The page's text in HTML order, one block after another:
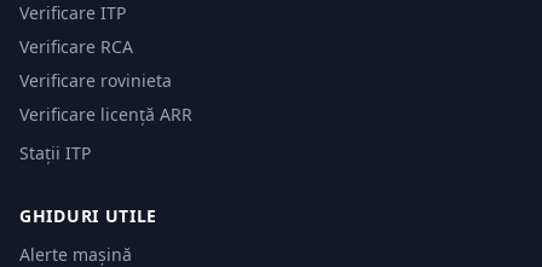
Verificare ITP
Verificare RCA
Verificare rovinieta
Verificare licență ARR
Stații ITP
GHIDURI UTILE
Alerte mașină